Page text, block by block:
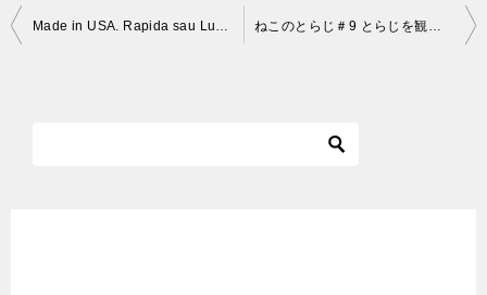
投
Made in USA. Rapida sau Luxoasa? ねこのとらじ＃9 とらじを観察＆スリスリ (ネコ／Cat)